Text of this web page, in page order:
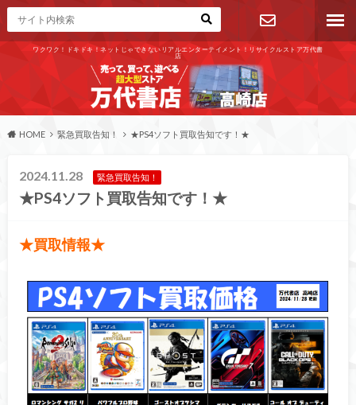
ワクワク！ドキドキ！ネットじゃできないリアルエンターテイメント！リサイクルストア万代書
店
お問い合わ
せ
HOME 緊急買取告知！ ★PS4ソフト買取告知です！★
2024.11.28 緊急買取告知！
★PS4ソフト買取告知です！★
★買取情報★